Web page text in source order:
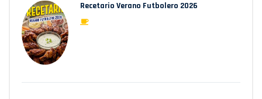
Recetario Verano Futbolero 2026